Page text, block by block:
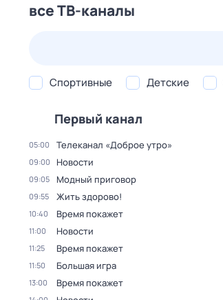
все ТВ-каналы
Спортивные Детские
Первый канал
05:00 Телеканал «Доброе утро»
09:00 Новости
09:05 Модный приговор
09:55 Жить здорово!
10:40 Время покажет
11:00 Новости
11:25 Время покажет
11:50 Большая игра
13:00 Время покажет